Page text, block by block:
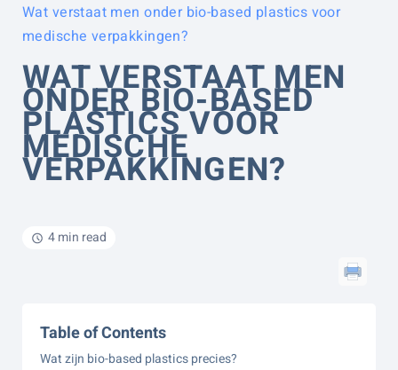
Wat verstaat men onder bio-based plastics voor
medische verpakkingen?
WAT VERSTAAT MEN
ONDER BIO-BASED
PLASTICS VOOR
MEDISCHE
VERPAKKINGEN?
4 min read
Table of Contents
Wat zijn bio-based plastics precies?